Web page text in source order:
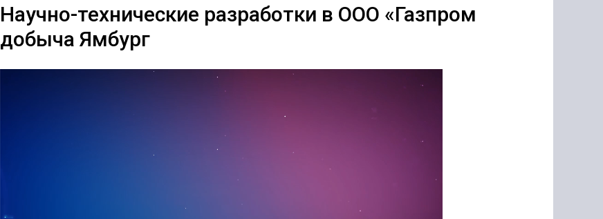
Научно-технические разработки в ООО «Газпром
добыча Ямбург